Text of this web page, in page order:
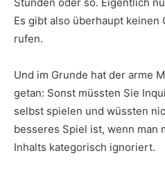
Stunden oder so. Eigentlich
Es gibt also überhaupt keinen
rufen.
Und im Grunde hat der arme
getan: Sonst müssten Sie
selbst spielen und wüssten
besseres Spiel ist, wenn man
Inhalts kategorisch ignoriert.